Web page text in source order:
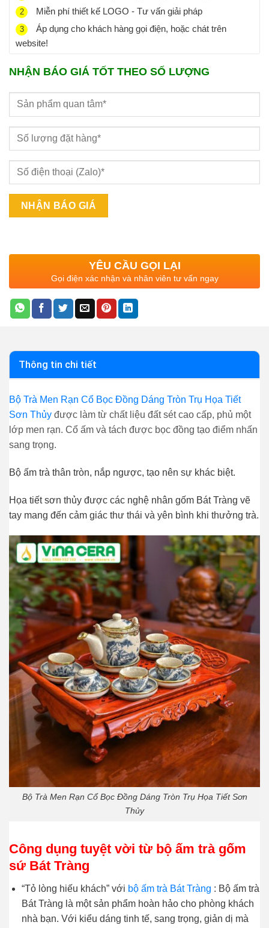
2 Miễn phí thiết kế LOGO - Tư vấn giải pháp
3
Áp dụng cho khách hàng gọi điện, hoặc chát trên
website!
NHẬN BÁO GIÁ TỐT THEO SỐ LƯỢNG
YÊU CẦU GỌI LẠI
Gọi điện xác nhận và nhân viên tư vấn ngay
Thông tin chi tiết
Bộ Trà Men Rạn Cổ Bọc Đồng Dáng Tròn Trụ Họa Tiết
Sơn Thủy được làm từ chất liệu đất sét cao cấp, phủ một
lớp men rạn. Cổ ấm và tách được bọc đồng tạo điểm nhấn
sang trọng.
Bộ ấm trà thân tròn, nắp ngược, tạo nên sự khác biệt.
Họa tiết sơn thủy được các nghệ nhân gốm Bát Tràng vẽ
tay mang đến cảm giác thư thái và yên bình khi thưởng trà.
Bộ Trà Men Rạn Cổ Bọc Đồng Dáng Tròn Trụ Họa Tiết Sơn
Thủy
Công dụng tuyệt vời từ bộ ấm trà gốm
sứ Bát Tràng
“Tỏ lòng hiếu khách” với bộ ấm trà Bát Tràng : Bộ ấm trà
Bát Tràng là một sản phẩm hoàn hảo cho phòng khách
nhà bạn. Với kiểu dáng tinh tế, sang trọng, giản dị mà